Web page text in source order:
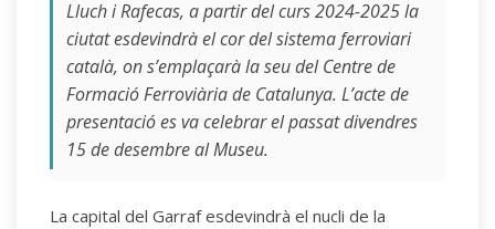
Lluch i Rafecas, a partir del curs 2024-2025 la
ciutat esdevindrà el cor del sistema ferroviari
català, on s’emplaçarà la seu del Centre de
Formació Ferroviària de Catalunya. L’acte de
presentació es va celebrar el passat divendres
15 de desembre al Museu.
La capital del Garraf esdevindrà el nucli de la